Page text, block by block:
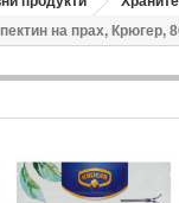
на прах, Крюгер,